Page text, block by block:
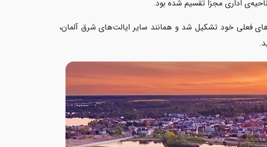
این ایالت دوباره با مرزهای فعلی خود تشکیل شد و همانند سایر ایالت‌های شرق آلمان،